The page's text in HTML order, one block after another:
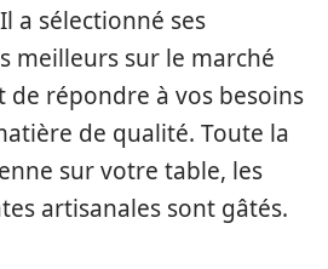
a sélectionné ses
meilleurs sur le marché
de répondre à vos besoins
de qualité. Toute la
sur votre table, les
artisanales sont gâtés.